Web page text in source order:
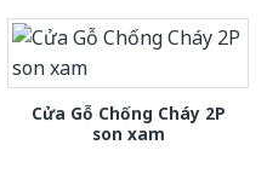
Cửa Gỗ Chống Cháy 2P
son xam